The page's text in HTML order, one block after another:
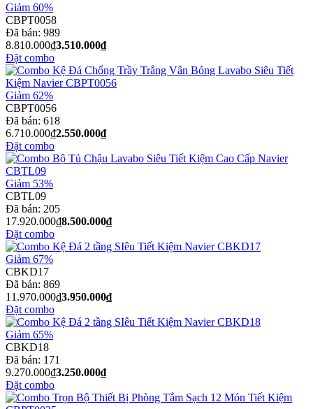
Giảm 60%
CBPT0058
Đã bán: 989
8.810.000₫3.510.000₫
Đặt combo
Giảm 62%
CBPT0056
Đã bán: 618
6.710.000₫2.550.000₫
Đặt combo
Giảm 53%
CBTL09
Đã bán: 205
17.920.000₫8.500.000₫
Đặt combo
Giảm 67%
CBKD17
Đã bán: 869
11.970.000₫3.950.000₫
Đặt combo
Giảm 65%
CBKD18
Đã bán: 171
9.270.000₫3.250.000₫
Đặt combo